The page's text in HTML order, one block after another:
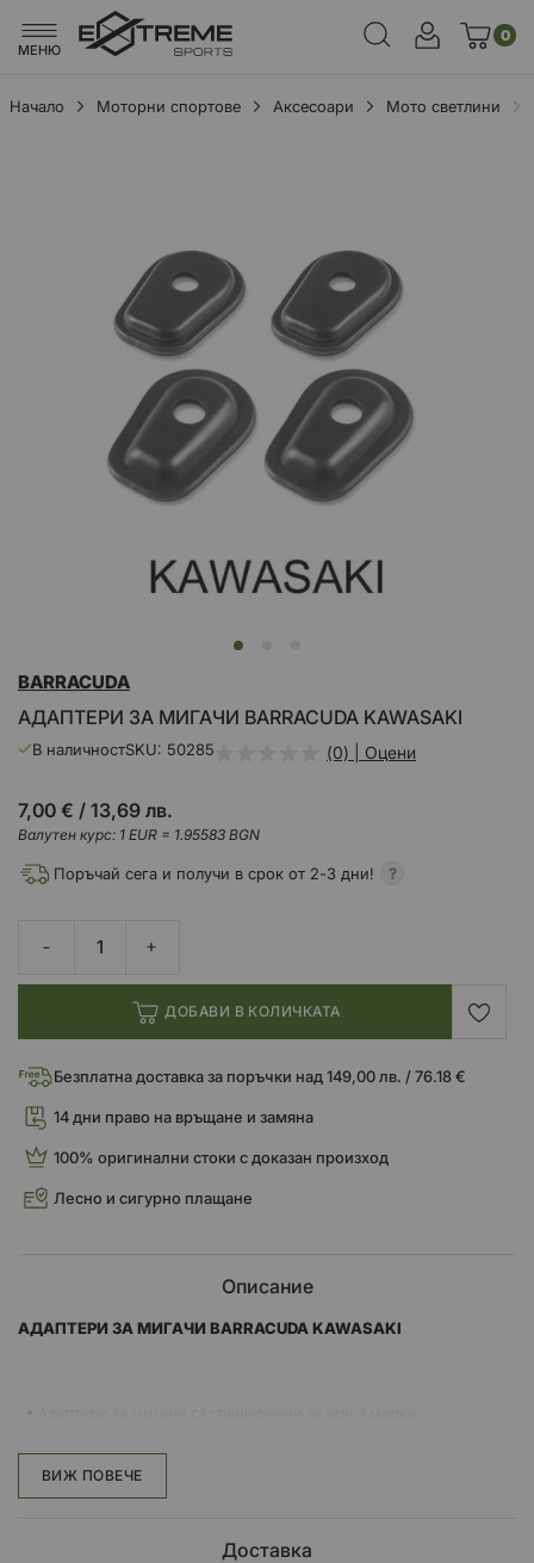
МЕНЮ
0
Начало Моторни спортове Аксесоари Мото светлини
към
на
галерия
АДАПТЕРИ ЗА МИГАЧИ BARRACUDA KAWASAKI
BARRACUDA
В наличностSKU 50285 (0) | Оцени
7,00 € / 13,69 лв.
Валутен курс: 1 EUR = 1.95583 BGN
Поръчай сега и получи в срок от 2-3 дни!
ДОБАВИ В КОЛИЧКАТА
Безплатна доставка за поръчки над 149,00 лв. / 76.18 €
14 дни право на връщане и замяна
100% оригинални стоки с доказан произход
Лесно и сигурно плащане
Описание
АДАПТЕРИ ЗА МИГАЧИ BARRACUDA KAWASAKI
оригиналните мигачи.
Продават се в комплект от 4 броя
ВИЖ ПОВЕЧЕ
Доставка